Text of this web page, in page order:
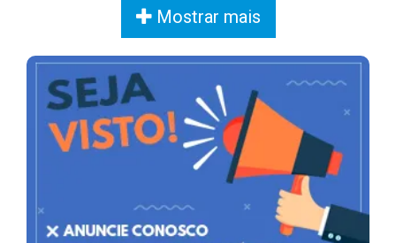
Mostrar mais